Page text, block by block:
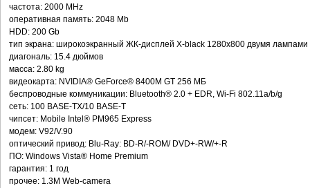
частота: 2000 MHz
оперативная память: 2048 Mb
HDD: 200 Gb
тип экрана: широкоэкранный ЖК-дисплей X-black 1280x800 двумя лампами
диагональ: 15.4 дюймов
масса: 2.80 kg
видеокарта: NVIDIA® GeForce® 8400M GT 256 МБ
беспроводные коммуникации: Bluetooth® 2.0 + EDR, Wi-Fi 802.11a/b/g
сеть: 100 BASE-TX/10 BASE-T
чипсет: Mobile Intel® PM965 Express
модем: V92/V.90
оптический привод: Blu-Ray: BD-R/-ROM/ DVD+-RW/+-R
ПО: Windows Vista® Home Premium
гарантия: 1 год
прочее: 1.3M Web-camera